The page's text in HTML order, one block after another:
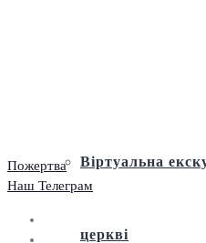
Віртуальна
церкві
Пожертва
Наш Телеграм